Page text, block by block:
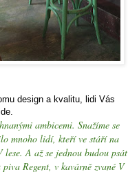
design a kvalitu, lidi Vás
ambicemi. Snažíme se
mnoho lidí, kteří ve stáří na
lese. A až se jednou budou psát
Regent, v kavárně zvané V